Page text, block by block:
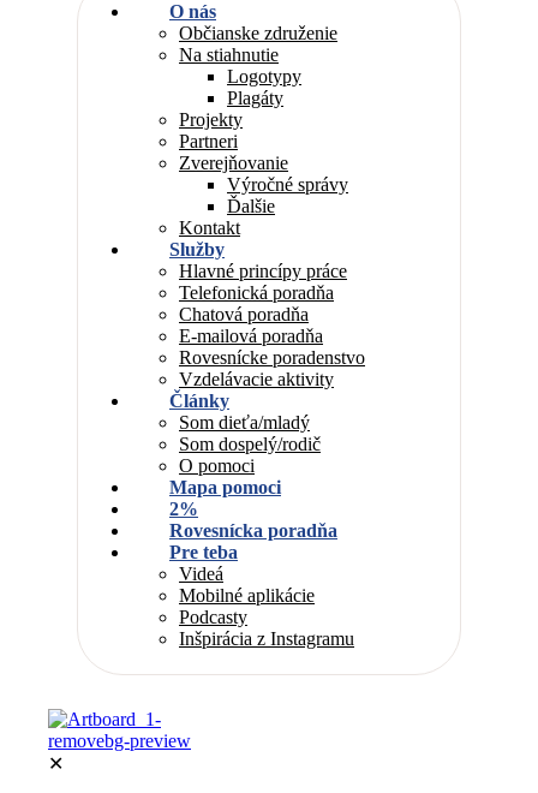
O nás
Občianske združenie
Na stiahnutie
Logotypy
Plagáty
Projekty
Partneri
Zverejňovanie
Výročné správy
Ďalšie
Kontakt
Služby
Hlavné princípy práce
Telefonická poradňa
Chatová poradňa
E-mailová poradňa
Rovesnícke poradenstvo
Vzdelávacie aktivity
Články
Som dieťa/mladý
Som dospelý/rodič
O pomoci
Mapa pomoci
2%
Rovesnícka poradňa
Pre teba
Videá
Mobilné aplikácie
Podcasty
Inšpirácia z Instagramu
✕